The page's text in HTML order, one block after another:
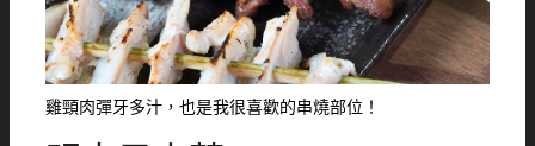
雞頸肉彈牙多汁，也是我很喜歡的串燒部位！